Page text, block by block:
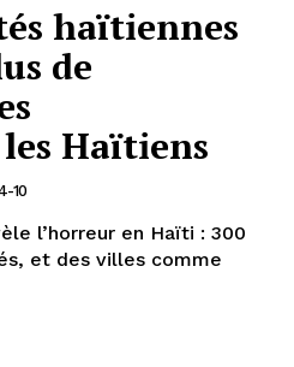
haïtiennes
de
Haïtiens
10
l’horreur en Haïti : 300
et des villes comme